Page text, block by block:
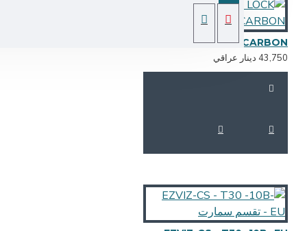
دينار عراقي